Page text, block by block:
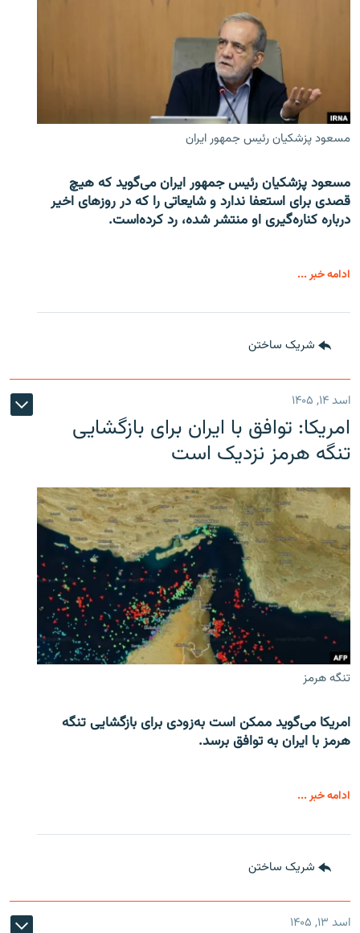
مسعود پزشکیان رئیس جمهور ایران
مسعود پزشکیان رئیس جمهور ایران می‌گوید که هیچ
قصدی برای استعفا ندارد و شایعاتی را که در روزهای اخیر
درباره کناره‌گیری او منتشر شده، رد کرده‌است.
ادامه خبر ...
شریک ساختن
اسد ۱۴, ۱۴۰۵
امریکا: توافق با ایران برای بازگشایی
تنگه هرمز نزدیک است
تنگه هرمز
امریکا می‌گوید ممکن است به‌زودی برای بازگشایی تنگه
هرمز با ایران به توافق برسد.
ادامه خبر ...
شریک ساختن
اسد ۱۳, ۱۴۰۵